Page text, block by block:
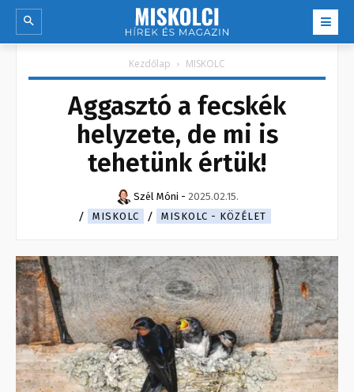
Kezdőlap MISKOLC
Aggasztó a fecskék
helyzete, de mi is
tehetünk értük!
Szél Móni - 2025.02.15.
MISKOLC
MISKOLC - KÖZÉLET